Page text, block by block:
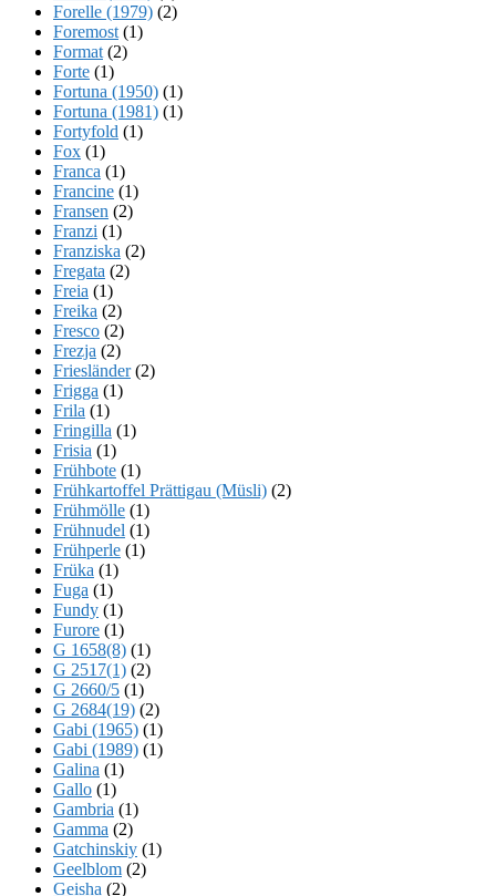
Forelle (1979) (2)
Foremost (1)
Format (2)
Forte (1)
Fortuna (1950) (1)
Fortuna (1981) (1)
Fortyfold (1)
Fox (1)
Franca (1)
Francine (1)
Fransen (2)
Franzi (1)
Franziska (2)
Fregata (2)
Freia (1)
Freika (2)
Fresco (2)
Frezja (2)
Friesländer(2)
Frigga (1)
Frila (1)
Fringilla (1)
Frisia (1)
Frühbote (1)
Frühkartoffel Prättigau (Müsli) (2)
Frühmölle (1)
Frühnudel (1)
Frühperle (1)
Früka (1)
Fuga (1)
Fundy (1)
Furore (1)
G 1658(8) (1)
G 2517(1) (2)
G 2660/5 (1)
G 2684(19) (2)
Gabi (1965) (1)
Gabi (1989) (1)
Galina (1)
Gallo (1)
Gambria (1)
Gamma (2)
Gatchinskiy (1)
Geelblom (2)
Geisha (2)